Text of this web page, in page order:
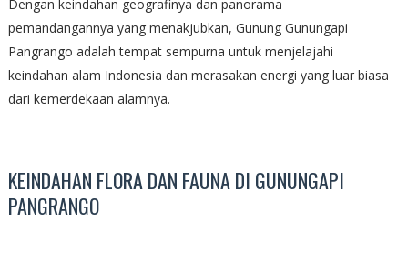
Dengan keindahan geografinya dan panorama
pemandangannya yang menakjubkan, Gunung Gunungapi
Pangrango adalah tempat sempurna untuk menjelajahi
keindahan alam Indonesia dan merasakan energi yang luar biasa
dari kemerdekaan alamnya.
KEINDAHAN FLORA DAN FAUNA DI GUNUNGAPI
PANGRANGO